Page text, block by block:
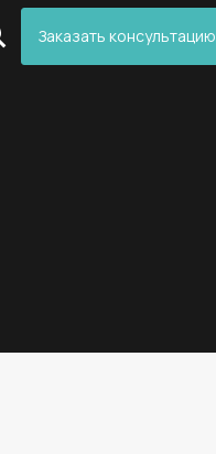
Заказать консультацию